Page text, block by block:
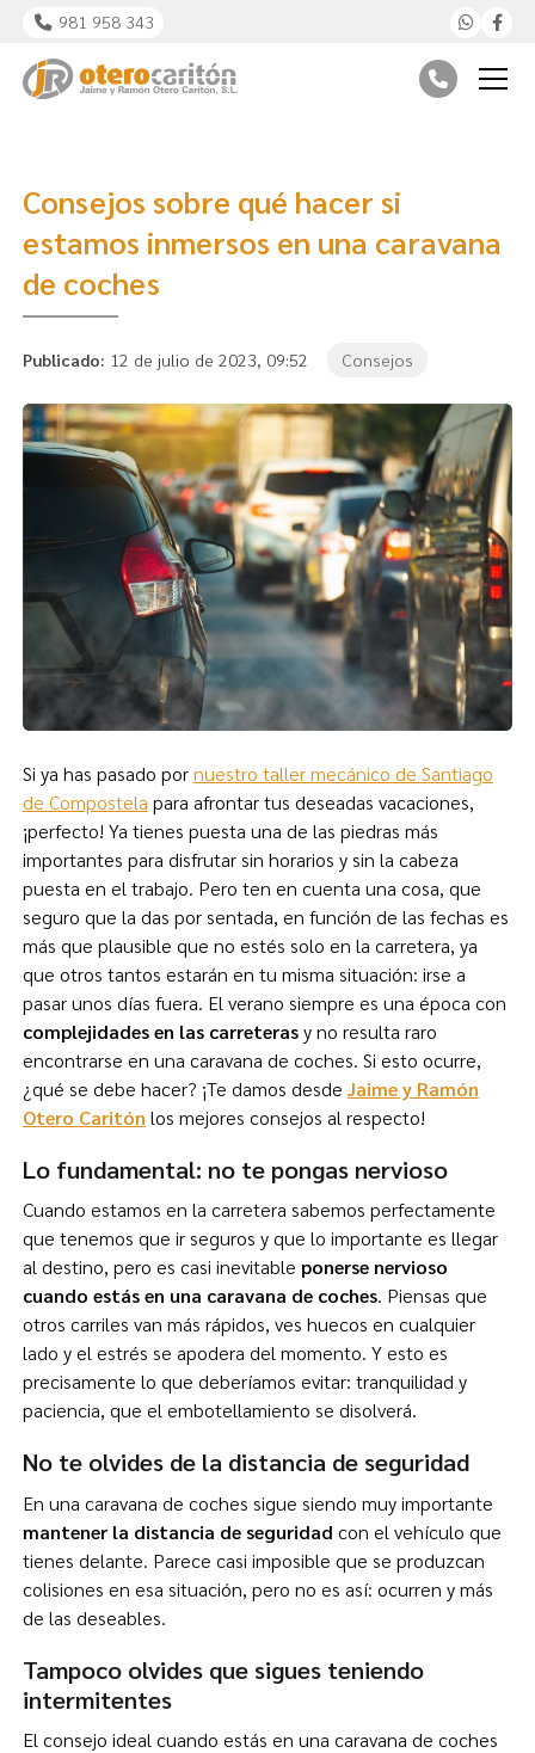
981 958 343
Consejos sobre qué hacer si
estamos inmersos en una caravana
de coches
Publicado: 12 de julio de 2023, 09:52 Consejos
Si ya has pasado pornuestro taller mecánico de Santiago
de Compostela para afrontar tus deseadas vacaciones,
¡perfecto! Ya tienes puesta una de las piedras más
importantes para disfrutar sin horarios y sin la cabeza
puesta en el trabajo. Pero ten en cuenta una cosa, que
seguro que la das por sentada, en función de las fechas es
más que plausible que no estés solo en la carretera, ya
que otros tantos estarán en tu misma situación: irse a
pasar unos días fuera. El verano siempre es una época con
complejidades en las carreterasy no resulta raro
encontrarse en una caravana de coches. Si esto ocurre,
¿qué se debe hacer? ¡Te damos desdeJaime y Ramón
Otero Caritón los mejores consejos al respecto!
Lo fundamental: no te pongas nervioso
Cuando estamos en la carretera sabemos perfectamente
que tenemos que ir seguros y que lo importante es llegar
al destino, pero es casi inevitable ponerse nervioso
cuando estás en una caravana de coches. Piensas que
otros carriles van más rápidos, ves huecos en cualquier
lado y el estrés se apodera del momento. Y esto es
precisamente lo que deberíamos evitar: tranquilidad y
paciencia, que el embotellamiento se disolverá.
No te olvides de la distancia de seguridad
En una caravana de coches sigue siendo muy importante
mantener la distancia de seguridad con el vehículo que
tienes delante. Parece casi imposible que se produzcan
colisiones en esa situación, pero no es así: ocurren y más
de las deseables.
Tampoco olvides que sigues teniendo
intermitentes
El consejo ideal cuando estás en una caravana de coches